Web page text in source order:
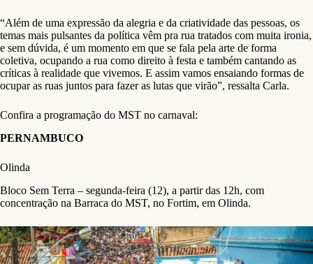
“Além de uma expressão da alegria e da criatividade das pessoas, os
temas mais pulsantes da política vêm pra rua tratados com muita ironia,
e sem dúvida, é um momento em que se fala pela arte de forma
coletiva, ocupando a rua como direito à festa e também cantando as
críticas à realidade que vivemos. E assim vamos ensaiando formas de
ocupar as ruas juntos para fazer as lutas que virão”, ressalta Carla.
Confira a programação do MST no carnaval:
PERNAMBUCO
Olinda
Bloco Sem Terra – segunda-feira (12), a partir das 12h, com
concentração na Barraca do MST, no Fortim, em Olinda.